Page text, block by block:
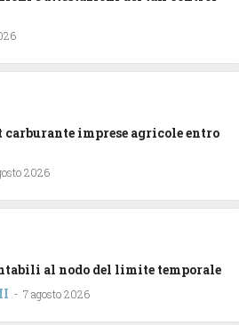
imprese agricole entro
2026
al nodo del limite temporale
- 7 agosto 2026